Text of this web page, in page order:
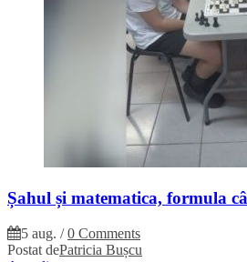
Șahul și matematica, formula
5 aug. / 0 Comments
Postat dePatricia Bușcu